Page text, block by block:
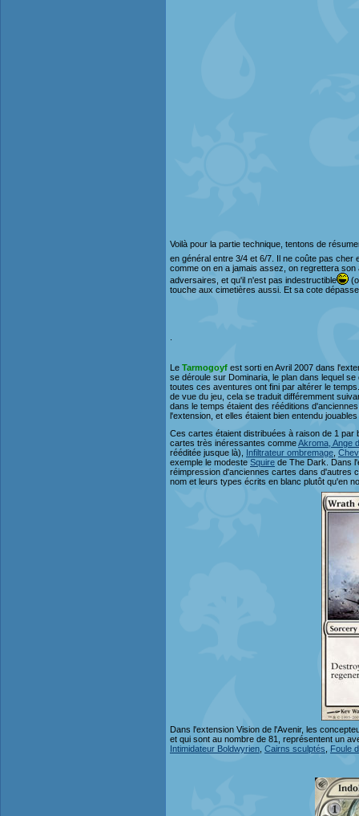
Voilà pour la partie technique, tentons de
en général entre 3/4 et 6/7. Il ne coûte pas cher
comme on en a jamais assez, on regrettera
adversaires, et qu'il n'est pas indestructible
touche aux cimetières aussi. Et sa cote
Le Tarmogoyf est sorti en Avril 2007 dans
se déroule sur Dominaria, le plan dans lequel
toutes ces aventures ont fini par altérer le
de vue du jeu, cela se traduit différemment
dans le temps étaient des rééditions
l'extension, et elles étaient bien entendu
Ces cartes étaient distribuées à raison de 1 par
cartes très inéressantes commeAkroma, Ange
rééditée jusque là), Infiltrateur ombremage
exemple le modeste Squire de The Dark. Dans
réimpression d'anciennes cartes dans d'autres
nom et leurs types écrits en blanc plutôt qu'en
Dans l'extension Vision de l'Avenir, les
et qui sont au nombre de 81, représentent un
Intimidateur Boldwyrien Cairns sculptés Foule